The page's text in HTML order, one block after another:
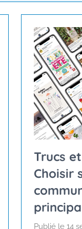
Trucs
Choisir
Publié le 14